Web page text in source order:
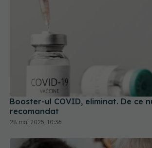
Booster-ul COVID, eliminat. De ce
recomandat
28 mai 2025, 10:36